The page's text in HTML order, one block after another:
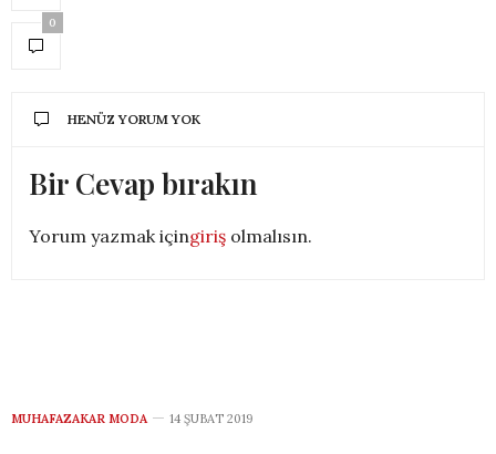
0
HENÜZ YORUM YOK
Bir Cevap bırakın
Yorum yazmak içingiriş olmalısın.
MUHAFAZAKAR MODA 14 ŞUBAT 2019